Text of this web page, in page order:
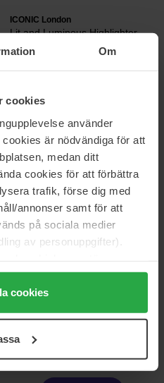
Om
cookies
använder
är nödvändiga för att
medan ditt
cookies för att förbättra
trafik, förse dig med
annonser samt för att
på sociala medier
av personuppgifter).
cookies" accepterar du
"Detaljer" kan anpassa
kan när som helst återkalla
cookies
ICONIC London
Lit and Luminous Highlighter
16 g
Chubby Stick Sculpting Highlight
6 g
33 €
Skin-Unify Radiance
15 ml
33 €
Hickap
7 g
22 €